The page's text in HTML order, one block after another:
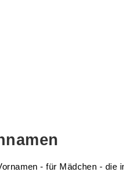
- für Mädchen - die